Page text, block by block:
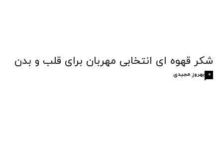
شکر قهوه‌ ای انتخابی مهربان برای قلب و بدن
بهروز مجیدی 0